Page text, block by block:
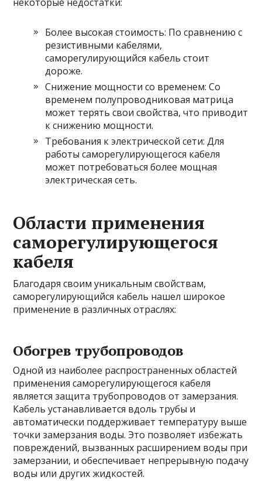
Более высокая стоимость: По сравнению с
резистивными кабелями,
саморегулирующийся кабель стоит
дороже.
Снижение мощности со временем: Со
временем полупроводниковая матрица
может терять свои свойства, что приводит
к снижению мощности.
Требования к электрической сети: Для
работы саморегулирующегося кабеля
может потребоваться более мощная
электрическая сеть.
Области применения
саморегулирующегося
кабеля
Благодаря своим уникальным свойствам,
саморегулирующийся кабель нашел широкое
применение в различных отраслях:
Обогрев трубопроводов
Одной из наиболее распространенных областей
применения саморегулирующегося кабеля
является защита трубопроводов от замерзания.
Кабель устанавливается вдоль трубы и
автоматически поддерживает температуру выше
точки замерзания воды. Это позволяет избежать
повреждений, вызванных расширением воды при
замерзании, и обеспечивает непрерывную подачу
воды или других жидкостей.